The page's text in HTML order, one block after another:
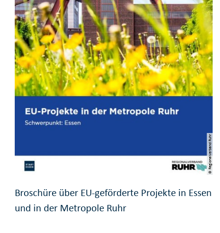
© Regionalverband Ruhr
Broschüre über EU-geförderte Projekte in Essen
und in der Metropole Ruhr